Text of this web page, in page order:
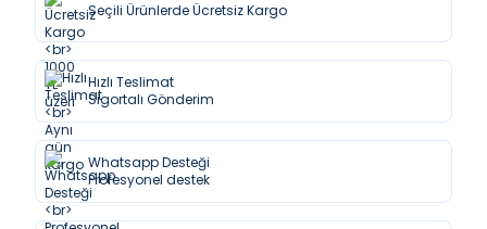
Seçili Ürünlerde Ücretsiz Kargo
Hızlı Teslimat
Sigortalı Gönderim
Whatsapp Desteği
Profesyonel destek